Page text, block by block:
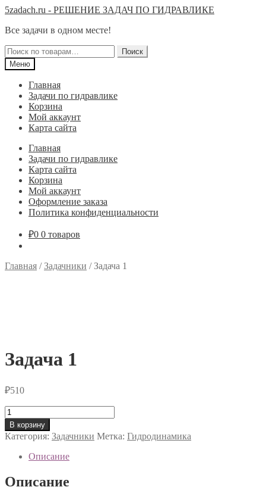
Перейти
навигации
Перейти
содержимому
5zadach.ru - РЕШЕНИЕ ЗАДАЧ ПО ГИДРАВЛИКЕ
Все задачи в одном месте!
Искать:
Поиск
Меню
Главная
Задачи по гидравлике
Корзина
Мой аккаунт
Карта сайта
Главная
Задачи по гидравлике
Карта сайта
Корзина
Мой аккаунт
Оформление заказа
Политика конфиденциальности
₽0 0 товаров
Главная /Задачники /Задача 1
Задача 1
₽510
Количество
товара
Задача
1
В корзину
Категория: Задачники Метка: Гидродинамика
Описание
Описание